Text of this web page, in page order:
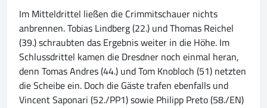
Im Mitteldrittel ließen die Crimmitschauer nichts
anbrennen. Tobias Lindberg (22.) und Thomas Reichel
(39.) schraubten das Ergebnis weiter in die Höhe. Im
Schlussdrittel kamen die Dresdner noch einmal heran,
denn Tomas Andres (44.) und Tom Knobloch (51) netzten
die Scheibe ein. Doch die Gäste trafen ebenfalls und
Vincent Saponari (52./PP1) sowie Philipp Preto (58./EN)